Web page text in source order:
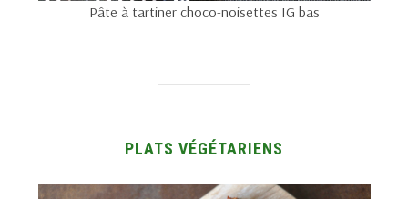
Pâte à tartiner choco-noisettes IG bas
PLATS VÉGÉTARIENS